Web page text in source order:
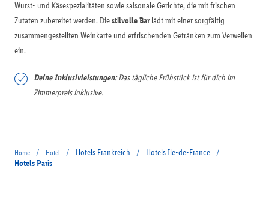
Wurst- und Käsespezialitäten sowie saisonale Gerichte, die mit frischen
Zutaten zubereitet werden. Diestilvolle Barlädt mit einer sorgfältig
zusammengestellten Weinkarte und erfrischenden Getränken zum Verweilen
ein.
Deine Inklusivleistungen:Das tägliche Frühstück ist für dich im
Zimmerpreis inklusive.
Home / Hotel / Hotels Frankreich / Hotels Ile-de-France
/
Hotels Paris